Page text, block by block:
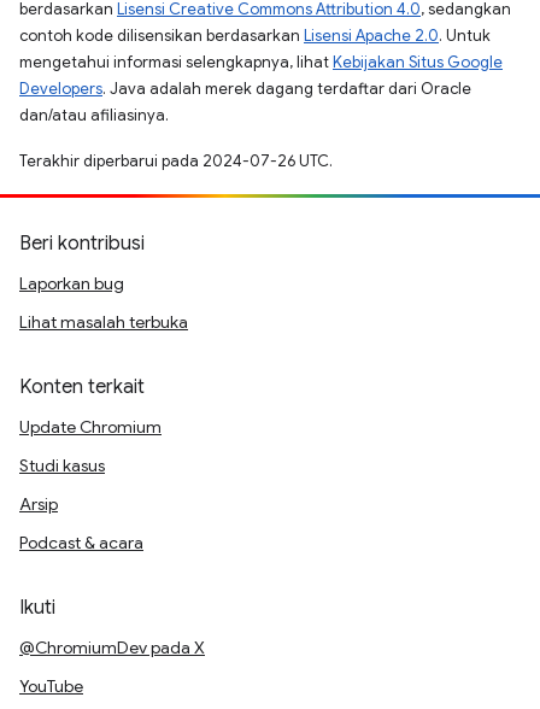
berdasarkan Lisensi Creative Commons Attribution 4.0, sedangkan
contoh kode dilisensikan berdasarkan Lisensi Apache 2.0. Untuk
mengetahui informasi selengkapnya, lihatKebijakan Situs Google
Developers. Java adalah merek dagang terdaftar dari Oracle
dan/atau afiliasinya.
Terakhir diperbarui pada 2024-07-26 UTC.
Beri kontribusi
Laporkan bug
Lihat masalah terbuka
Konten terkait
Update Chromium
Studi kasus
Arsip
Podcast & acara
Ikuti
@ChromiumDev pada X
YouTube